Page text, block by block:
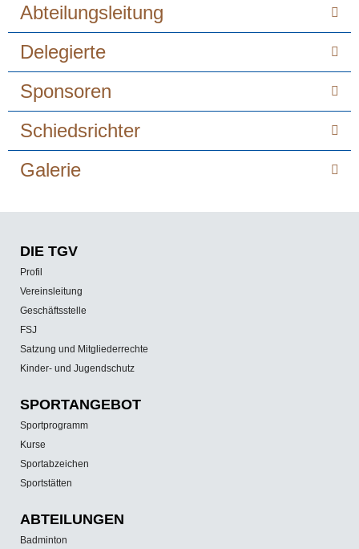
Abteilungsleitung
Delegierte
Sponsoren
Schiedsrichter
Galerie
DIE TGV
Profil
Vereinsleitung
Geschäftsstelle
FSJ
Satzung und Mitgliederrechte
Kinder- und Jugendschutz
SPORT­ANGEBOT
Sportprogramm
Kurse
Sportabzeichen
Sportstätten
ABTEILUNGEN
Badminton